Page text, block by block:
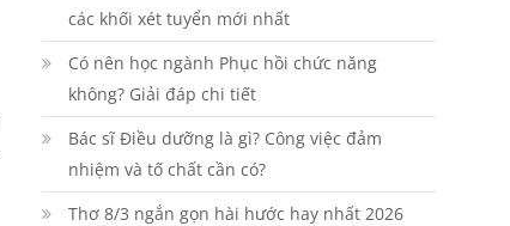
các khối xét tuyển mới nhất
Có nên học ngành Phục hồi chức năng
không? Giải đáp chi tiết
Bác sĩ Điều dưỡng là gì? Công việc đảm
nhiệm và tố chất cần có?
Thơ 8/3 ngắn gọn hài hước hay nhất 2026